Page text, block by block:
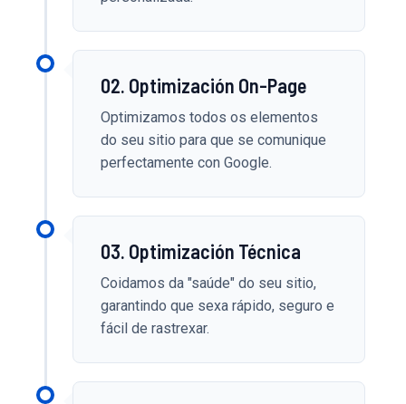
02. Optimización On-Page
Optimizamos todos os elementos
do seu sitio para que se comunique
perfectamente con Google.
03. Optimización Técnica
Coidamos da "saúde" do seu sitio,
garantindo que sexa rápido, seguro e
fácil de rastrexar.